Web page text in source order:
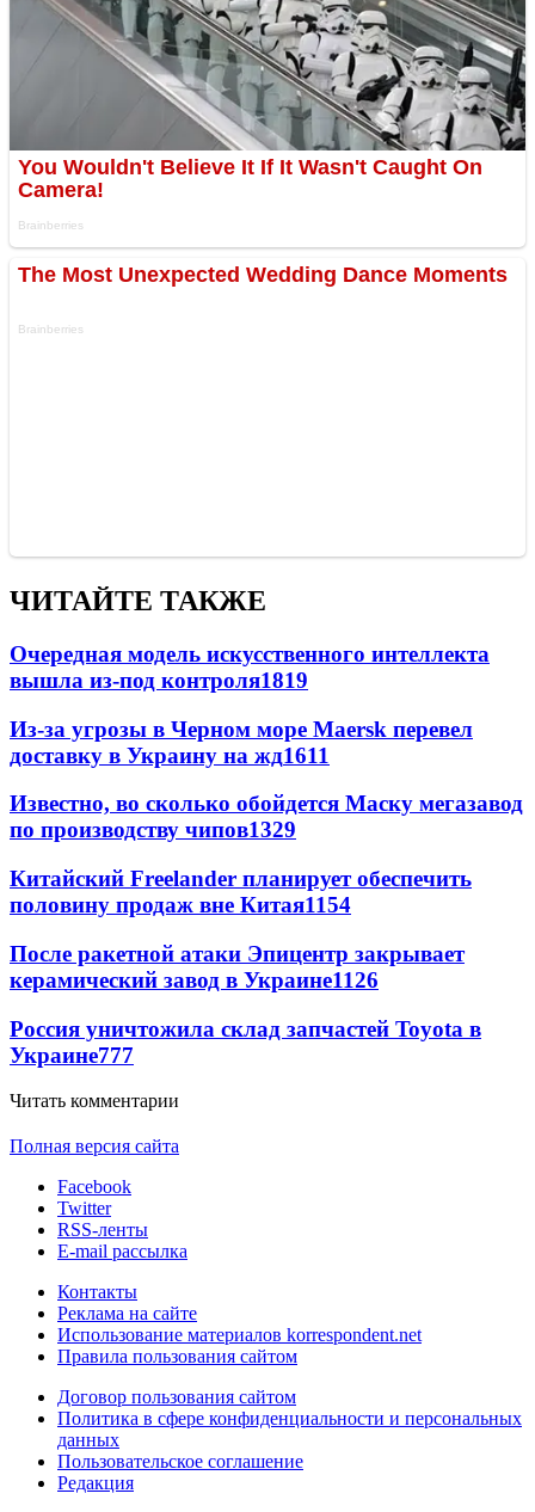
ЧИТАЙТЕ ТАКЖЕ
Очередная модель искусственного интеллекта
вышла из-под контроля1819
Из-за угрозы в Черном море Maersk перевел
доставку в Украину на жд1611
Известно, во сколько обойдется Маску мегазавод
по производству чипов1329
Китайский Freelander планирует обеспечить
половину продаж вне Китая1154
После ракетной атаки Эпицентр закрывает
керамический завод в Украине1126
Россия уничтожила склад запчастей Toyota в
Украине777
Читать комментарии
Полная версия сайта
Facebook
Twitter
RSS-ленты
E-mail рассылка
Контакты
Реклама на сайте
Использование материалов korrespondent.net
Правила пользования сайтом
Договор пользования сайтом
Политика в сфере конфиденциальности и персональных
данных
Пользовательское соглашение
Редакция